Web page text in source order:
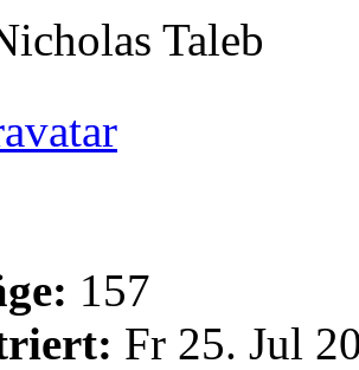
Taleb
157
Fr 25. Jul